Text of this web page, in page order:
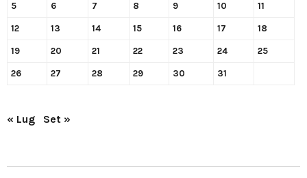
5 6 7 8 9 10 11
12 13 14 15 16 17 18
19 20 21 22 23 24 25
26 27 28 29 30 31
« Lug Set »